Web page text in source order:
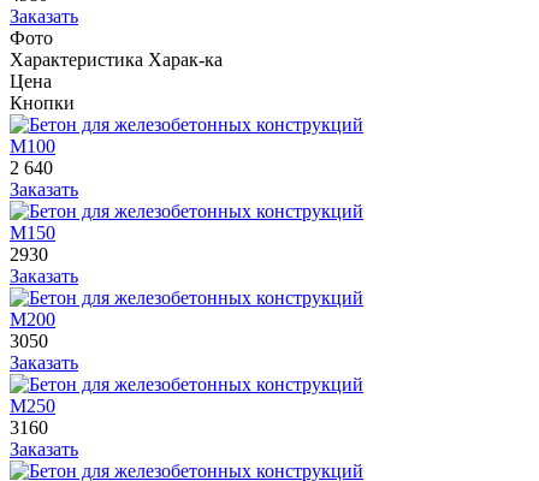
Заказать
Фото
Характеристика Харак-ка
Цена
Кнопки
М100
2 640
Заказать
М150
2930
Заказать
М200
3050
Заказать
М250
3160
Заказать